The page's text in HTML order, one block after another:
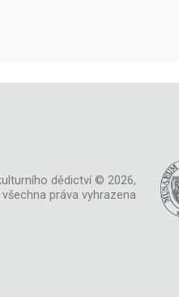
dědictví © 2026,
všechna práva vyhrazena